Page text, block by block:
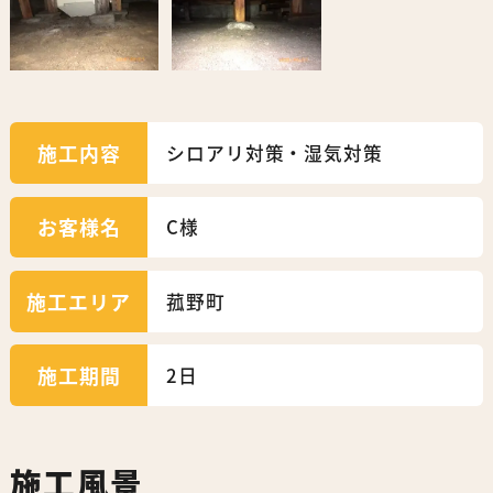
施工内容 シロアリ対策・湿気対策
お客様名 C様
施工エリア 菰野町
施工期間 2日
施工風景